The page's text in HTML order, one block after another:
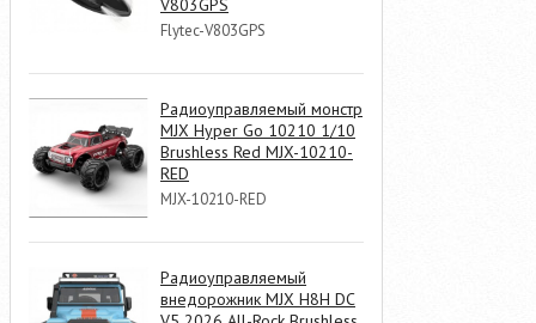
V803GPS
Flytec-V803GPS
Радиоуправляемый монстр
MJX Hyper Go 10210 1/10
Brushless Red MJX-10210-
RED
MJX-10210-RED
Радиоуправляемый
внедорожник MJX H8H DC